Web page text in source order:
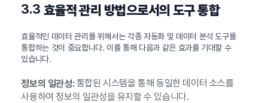
3.3 효율적 관리 방법으로서의 도구 통합
효율적인 데이터 관리를 위해서는 각종 자동화 및 데이터 분석 도구를
통합하는 것이 중요합니다. 이를 통해 다음과 같은 효과를 기대할 수
있습니다.
정보의 일관성:통합된 시스템을 통해 동일한 데이터 소스를
사용하여 정보의 일관성을 유지할 수 있습니다.